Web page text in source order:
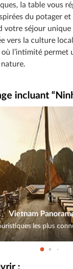
la table vous
du potager et
votre séjour unique
vers la culture
l’intimité permet
incluant
Vietnam
les plus
: